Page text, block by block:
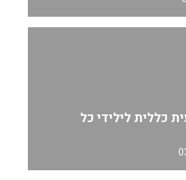
כללית לילידי כל